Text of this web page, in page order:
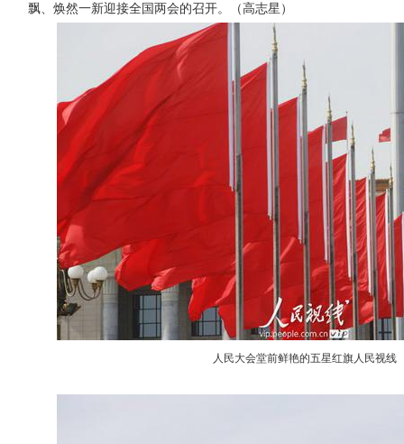
飘、焕然一新迎接全国两会的召开。（高志星）
人民大会堂前鲜艳的五星红旗人民视线